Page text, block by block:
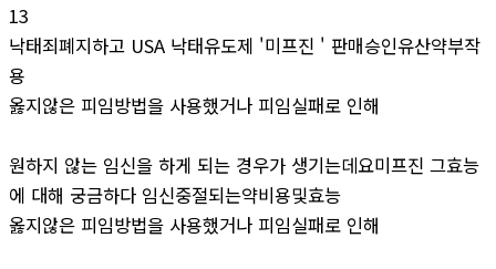
13
낙태죄폐지하고 USA 낙태유도제 '미프진 ' 판매승인유산약부작
용
옳지않은 피임방법을 사용했거나 피임실패로 인해
원하지 않는 임신을 하게 되는 경우가 생기는데요미프진 그효능
에 대해 궁금하다 임신중절되는약비용및효능
옳지않은 피임방법을 사용했거나 피임실패로 인해